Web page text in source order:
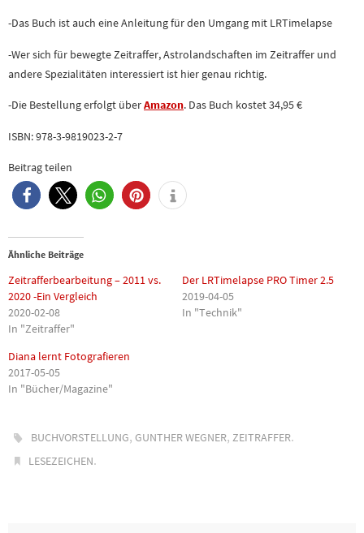
-Das Buch ist auch eine Anleitung für den Umgang mit LRTimelapse
-Wer sich für bewegte Zeitraffer, Astrolandschaften im Zeitraffer und
andere Spezialitäten interessiert ist hier genau richtig.
-Die Bestellung erfolgt überAmazon. Das Buch kostet 34,95 €
ISBN: 978-3-9819023-2-7
Beitrag teilen
0
Ähnliche Beiträge
Zeitrafferbearbeitung – 2011 vs.
2020 -Ein Vergleich
2020-02-08
In "Zeitraffer"
Der LRTimelapse PRO Timer 2.5
2019-04-05
In "Technik"
Diana lernt Fotografieren
2017-05-05
In "Bücher/Magazine"
BUCHVORSTELLUNG,GUNTHER WEGNER,ZEITRAFFER.
LESEZEICHEN.